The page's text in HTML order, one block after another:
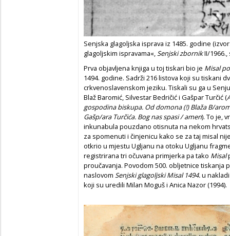
Senjska glagoljska isprava iz 1485. godine
glagoljskim ispravama«,Senjski zbornikII/1966.,
Prva objavljena knjiga u toj tiskari bio je Misal
1494. godine. Sadrži 216 listova koji su tiskani
crkvenoslavenskom jeziku. Tiskali su ga u
Blaž Baromić, Silvestar Bedričić i Gašpar Turčić (
gospodina biskupa. Od domona (!) Blaža B/
Gašp/ara Turčića. Bog nas spasi / amen). To je,
inkunabula pouzdano otisnuta na nekom
za spomenuti i činjenicu kako se za taj misal
otkrio u mjestu Ugljanu na otoku Ugljanu
registrirana tri očuvana primjerka pa tako Misal
proučavanja. Povodom 500. obljetnice
naslovom Senjski glagoljski Misal 1494.u
koji su uredili Milan Moguš i Anica Nazor (1994).